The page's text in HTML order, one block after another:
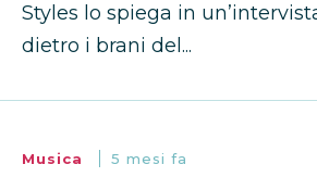
Styles lo spiega in
dietro i brani del...
Musica 5 mesi fa